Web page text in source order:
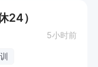
24）
5小时前